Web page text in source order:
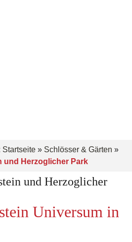
Startseite » Schlösser & Gärten »
und Herzoglicher Park
und Herzoglicher
Universum in